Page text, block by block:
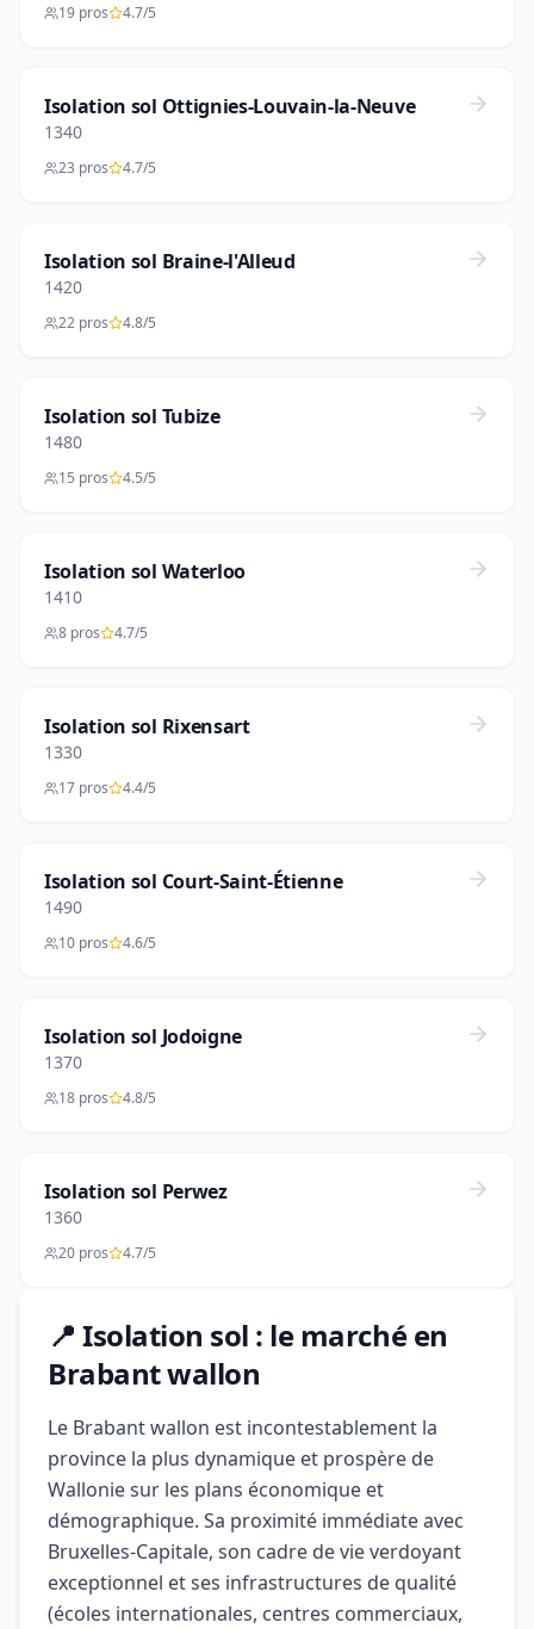
19 pros 4.7/5
Isolation sol Ottignies-Louvain-la-Neuve
1340
23 pros 4.7/5
Isolation sol Braine-l'Alleud
1420
22 pros 4.8/5
Isolation sol Tubize
1480
15 pros 4.5/5
Isolation sol Waterloo
1410
8 pros 4.7/5
Isolation sol Rixensart
1330
17 pros 4.4/5
Isolation sol Court-Saint-Étienne
1490
10 pros 4.6/5
Isolation sol Jodoigne
1370
18 pros 4.8/5
Isolation sol Perwez
1360
20 pros 4.7/5
📍 Isolation sol : le marché en
Brabant wallon
Le Brabant wallon est incontestablement la
province la plus dynamique et prospère de
Wallonie sur les plans économique et
démographique. Sa proximité immédiate avec
Bruxelles-Capitale, son cadre de vie verdoyant
exceptionnel et ses infrastructures de qualité
(écoles internationales, centres commerciaux,